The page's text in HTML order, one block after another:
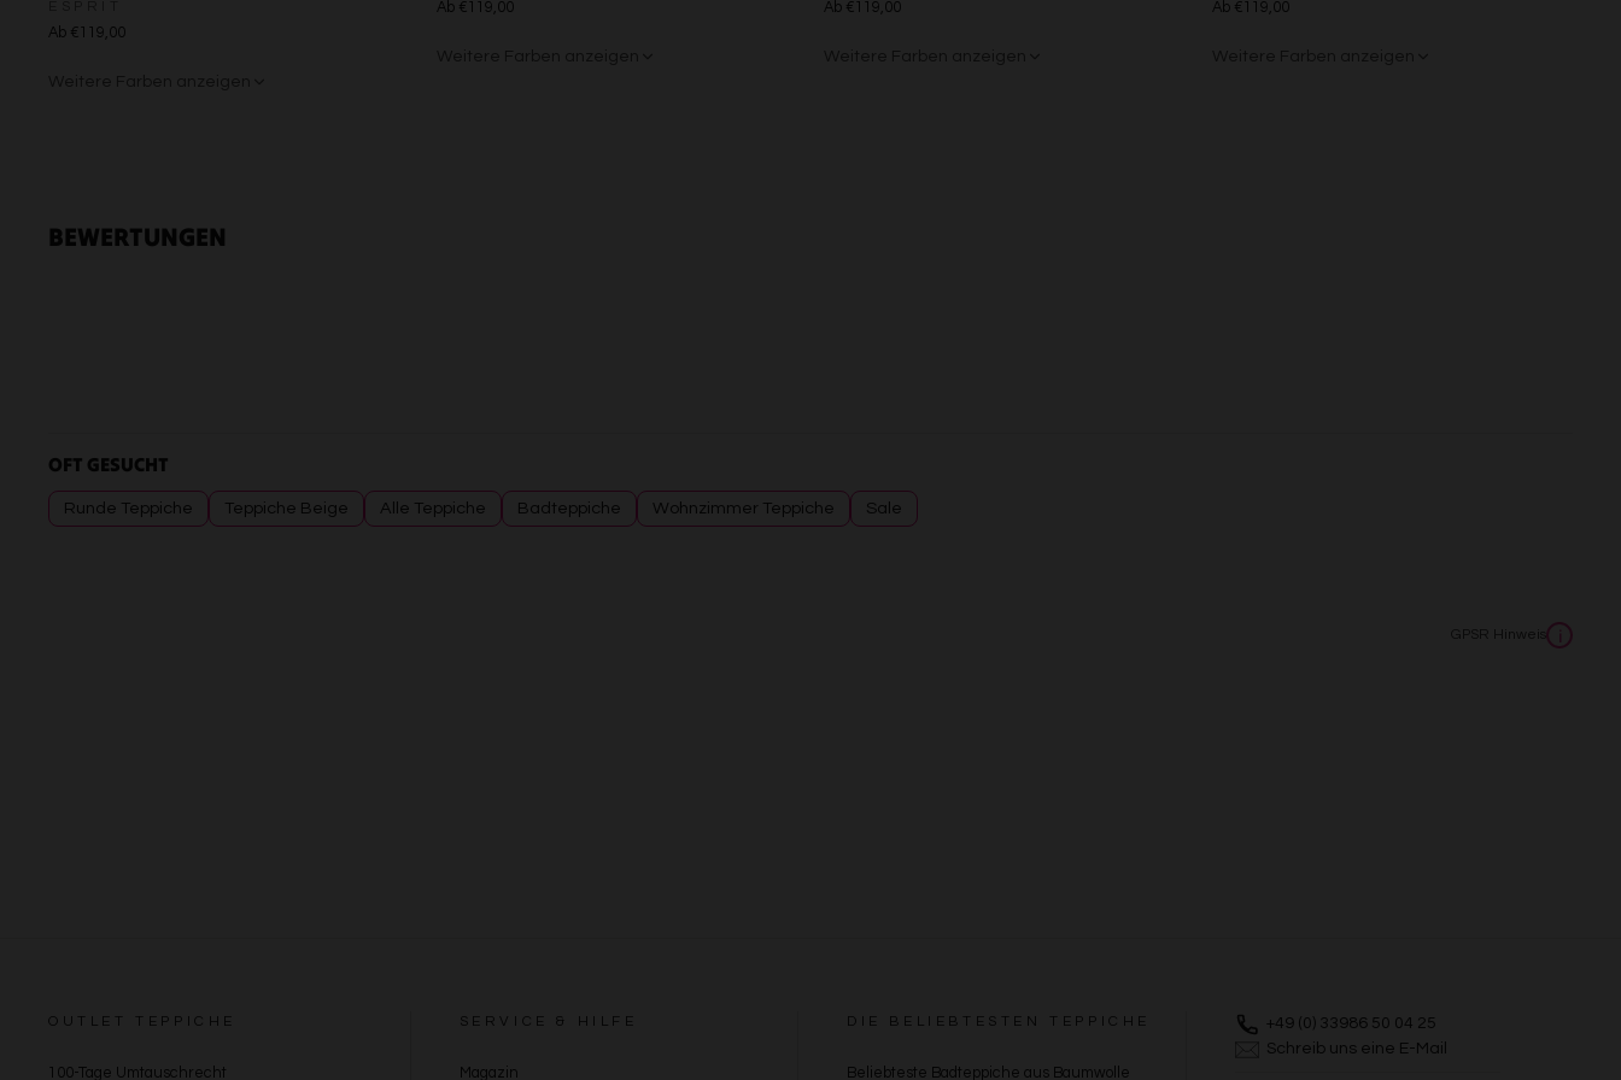
Ab €119,00
Ab €119,00
Ab €119,00
Ab €119,00
BEWERTUNGEN
OFT GESUCHT
Runde Teppiche Teppiche Beige Alle Teppiche Badteppiche Wohnzimmer Teppiche Sale
GPSR Hinweis i
OUTLET TEPPICHE
100-Tage Umtauschrecht
SERVICE & HILFE
Magazin
DIE BELIEBTESTEN TEPPICHE
Beliebteste Badteppiche aus Baumwolle
+49 (0) 33986 50 04 25
Schreib uns eine E-Mail